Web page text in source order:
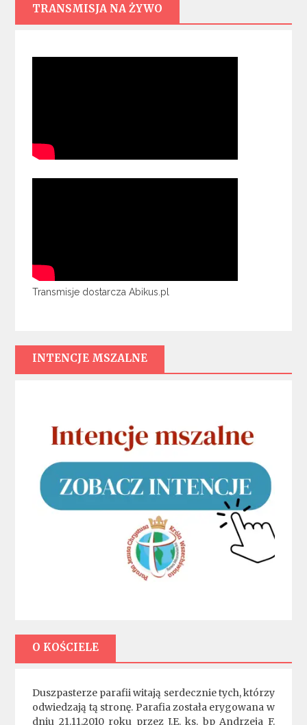
TRANSMISJA NA ŻYWO
Transmisje dostarcza Abikus.pl
INTENCJE MSZALNE
O KOŚCIELE
Duszpasterze parafii witają serdecznie tych, którzy
odwiedzają tą stronę. Parafia została erygowana w
dniu 21.11.2010 roku przez J.E. ks. bp Andrzeja F.